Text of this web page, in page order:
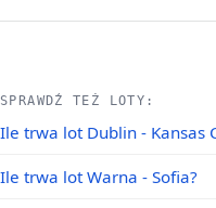
SPRAWDŹ TEŻ LOTY:
Ile trwa lot Dublin - Kansas
Ile trwa lot Warna - Sofia?